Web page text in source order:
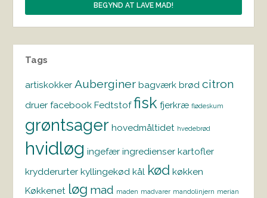
Tags
artiskokker Auberginer bagværk brød citron
druer facebook Fedtstof fisk fjerkræ flødeskum
grøntsager hovedmåltidet hvedebrød
hvidløg ingefær ingredienser kartofler
krydderurter kyllingekød kål kød køkken
Køkkenet løg mad maden madvarer mandolinjern merian